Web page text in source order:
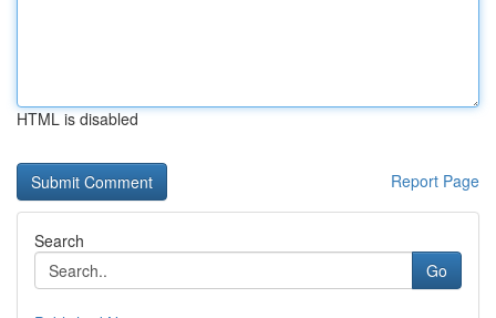
HTML is disabled
Report Page
Search
Go